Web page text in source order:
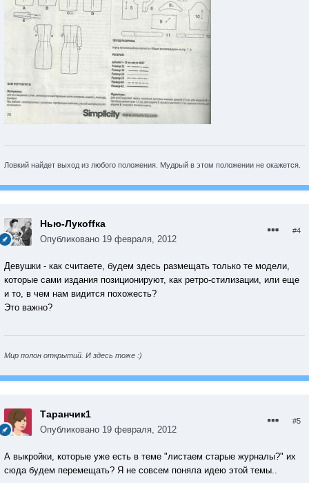
Ловкий найдет выход из любого положения. Мудрый в этом положении не окажется.
Нью-Лукoffка
Опубликовано 19 февраля, 2012
#4
Девушки - как считаете, будем здесь размещать только те модели,
которые сами издания позиционируют, как ретро-стилизации, или еще
и то, в чем нам видится похожесть?
Это важно?
Мир полон открытий. И здесь тоже :)
Таранчик1
Опубликовано 19 февраля, 2012
#5
А выкройки, которые уже есть в теме "листаем старые журналы?" их
сюда будем перемещать? Я не совсем поняла идею этой темы..